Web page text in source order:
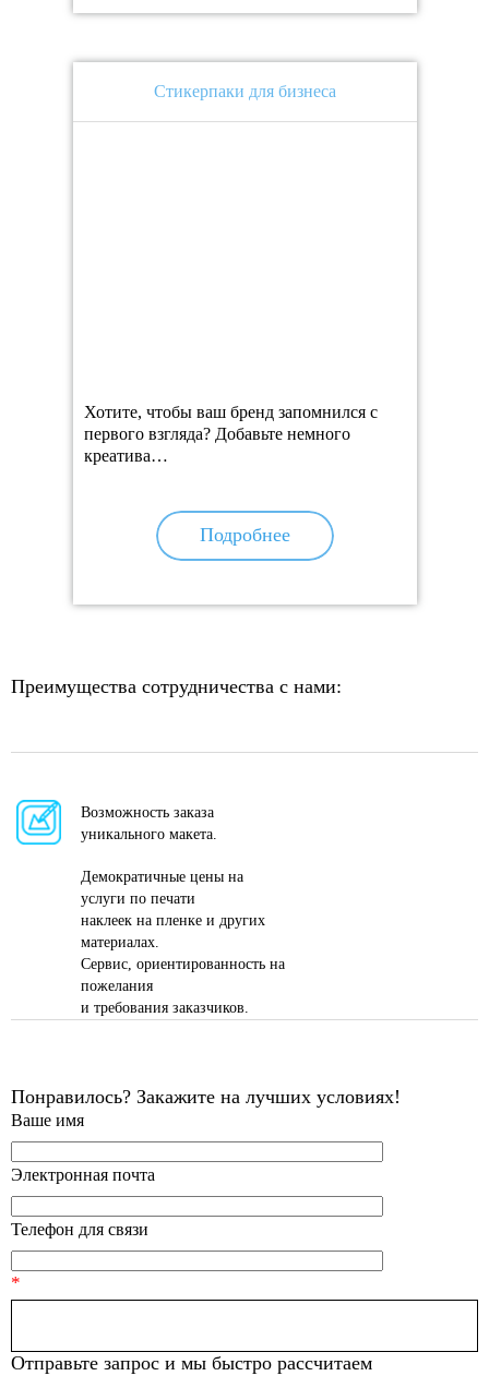
Стикерпаки для бизнеса
Хотите, чтобы ваш бренд запомнился с
первого взгляда? Добавьте немного
креатива…
Подробнее
Преимущества сотрудничества с нами:
Возможность заказа
уникального макета.
Демократичные цены на
услуги по печати
наклеек на пленке и других
материалах.
Сервис, ориентированность на
пожелания
и требования заказчиков.
Понравилось? Закажите на лучших условиях!
Ваше имя
Электронная почта
Телефон для связи
Отправьте запрос и мы быстро рассчитаем